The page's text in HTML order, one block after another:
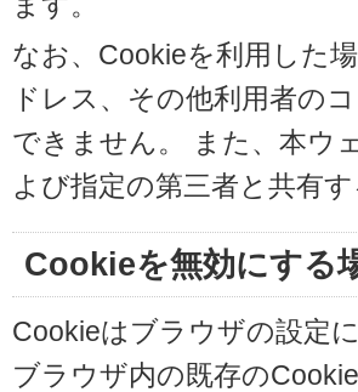
なお、Cookieを利用した
ドレス、その他利用者の
できません。 また、本ウ
よび指定の第三者と共有
Cookieを無効にする
Cookieはブラウザの設定
ブラウザ内の既存の